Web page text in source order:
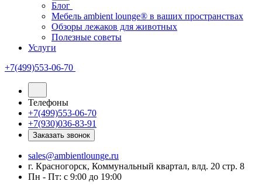
Блог
Мебель ambient lounge® в ваших пространствах
Обзоры лежаков для животных
Полезные советы
Услуги
+7(499)553-06-70
Телефоны
+7(499)553-06-70
+7(930)036-83-91
Заказать звонок
sales@ambientlounge.ru
г. Красногорск, Коммунальный квартал, влд. 20 стр. 8
Пн - Пт: с 9:00 до 19:00